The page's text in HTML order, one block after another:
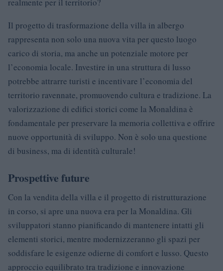
Il progetto di trasformazione della villa in albergo
rappresenta non solo una nuova vita per questo luogo
carico di storia, ma anche un potenziale motore per
l’economia locale. Investire in una struttura di lusso
potrebbe attrarre turisti e incentivare l’economia del
territorio ravennate, promuovendo cultura e tradizione. La
valorizzazione di edifici storici come la Monaldina è
fondamentale per preservare la memoria collettiva e offrire
nuove opportunità di sviluppo. Non è solo una questione
di business, ma di identità culturale!
Prospettive future
Con la vendita della villa e il progetto di ristrutturazione
in corso, si apre una nuova era per la Monaldina. Gli
sviluppatori stanno pianificando di mantenere intatti gli
elementi storici, mentre modernizzeranno gli spazi per
soddisfare le esigenze odierne di comfort e lusso. Questo
approccio equilibrato tra tradizione e innovazione